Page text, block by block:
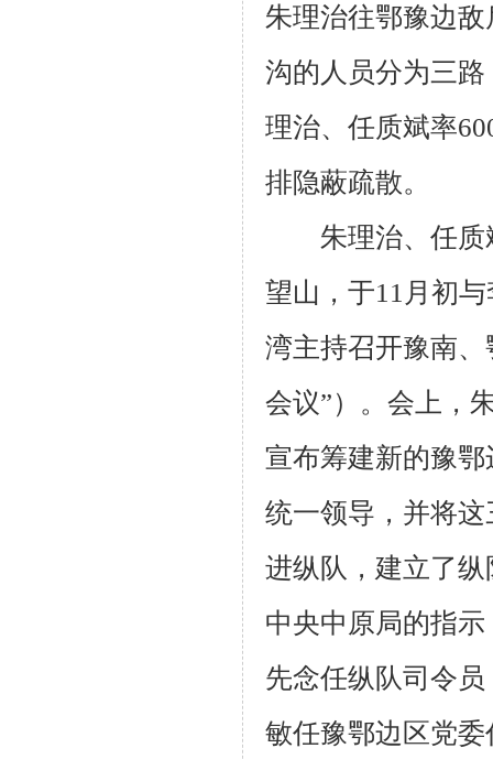
朱理治往鄂豫边
沟的人员分为三
理治、任质斌率
排隐蔽疏散。
朱理治、任质
望山，于11 月初
湾主持召开豫南
会议”）。会上，
宣布筹建新的豫
统一领导，并将
进纵队，建立了
中央中原局的指
先念任纵队司令
敏任豫鄂边区党